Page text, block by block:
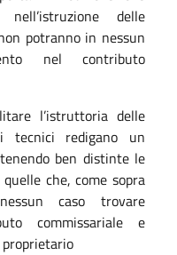
nell’istruzione delle
potranno in nessun
nel contributo
l’istruttoria delle
tecnici redigano un
ben distinte le
che, come sopra
caso trovare
commissariale e